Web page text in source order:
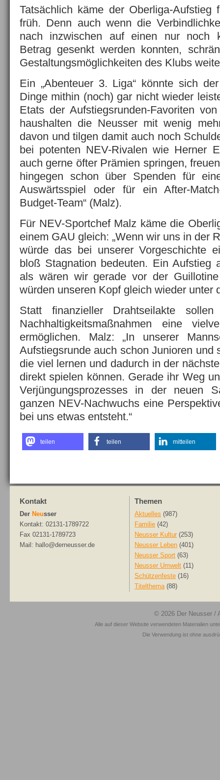
Tatsächlich käme der Oberliga-
früh. Denn auch wenn die
nach inzwischen auf einen nur noch
Betrag gesenkt werden konnten,
Gestaltungsmöglichkeiten des Klubs
Ein „Abenteuer 3. Liga“ könnte sich
Dinge mithin (noch) gar nicht wieder
Etats der Aufstiegsrunden-Favoriten
haushalten die Neusser mit wenig
davon und tilgen damit auch noch
bei potenten NEV-Rivalen wie Herner
auch gerne öfter Prämien springen,
hingegen schon über Spenden für
Auswärtsspiel oder für ein After-
Budget-Team“ (Malz).
Für NEV-Sportchef Malz käme die
einem GAU gleich: „Wenn wir uns in der
würde das bei unserer Vorgeschichte
bloß Stagnation bedeuten. Ein Aufstieg
als wären wir gerade vor der
würden unseren Kopf gleich wieder unter
Statt finanzieller Drahtseilakte
Nachhaltigkeitsmaßnahmen eine
ermöglichen. Malz: „In unserer
Aufstiegsrunde auch schon Junioren und
die viel lernen und dadurch in der
direkt spielen können. Gerade ihr Weg
Verjüngungsprozesses in der
ganzen NEV-Nachwuchs eine
bei uns etwas entsteht.“
teilen teilen mitteilen
Kontakt
Der Neusser
Kontakt: 02131-1789722
Fax 02131-1789723
Mail: hallo@derneusser.de
Themen
Aktuelles (987)
Familie (42)
Neusser Kultur (253)
Neusser Leben (401)
Neusser Sport (63)
Neusser Umwelt (11)
Schützenfeste (16)
Titelthema(88)
© 2026 Der Neusser /
Alle auf dieser Website verwendeten Materialien
Die Verwendung ist ohne